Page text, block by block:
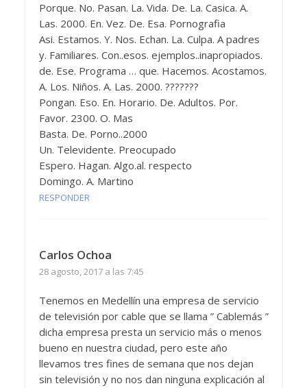
Porque. No. Pasan. La. Vida. De. La. Casica. A.
Las. 2000. En. Vez. De. Esa. Pornografia
Asi. Estamos. Y. Nos. Echan. La. Culpa. A padres
y. Familiares. Con..esos. ejemplos..inapropiados.
de. Ese. Programa … que. Hacemos. Acostamos.
A. Los. Niños. A. Las. 2000. ???????
Pongan. Eso. En. Horario. De. Adultos. Por.
Favor. 2300. O. Mas
Basta. De. Porno..2000
Un. Televidente. Preocupado
Espero. Hagan. Algo.al. respecto
Domingo. A. Martino
RESPONDER
Carlos Ochoa
28 agosto, 2017 a las 7:45
Tenemos en Medellín una empresa de servicio
de televisión por cable que se llama ” Cablemás ”
dicha empresa presta un servicio más o menos
bueno en nuestra ciudad, pero este año
llevamos tres fines de semana que nos dejan
sin televisión y no nos dan ninguna explicación al